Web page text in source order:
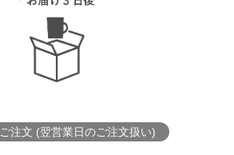
注文 (翌営業日のご注文扱い)